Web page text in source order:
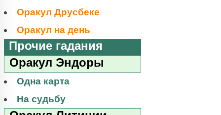
Оракул Друсбеке
Оракул на день
Прочие гадания
Оракул Эндоры
Одна карта
На судьбу